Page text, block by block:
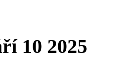
10 2025